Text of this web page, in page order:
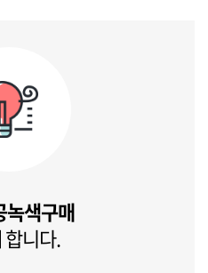
녹색구매
니다.